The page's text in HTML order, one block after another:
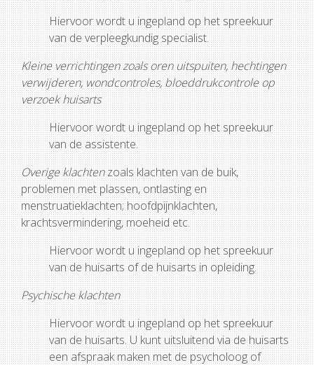
Hiervoor wordt u ingepland op het spreekuur
van de verpleegkundig specialist.
Kleine verrichtingen zoals oren uitspuiten, hechtingen
verwijderen, wondcontroles, bloeddrukcontrole op
verzoek huisarts
Hiervoor wordt u ingepland op het spreekuur
van de assistente.
Overige klachtenzoals klachten van de buik,
problemen met plassen, ontlasting en
menstruatieklachten; hoofdpijnklachten,
krachtsvermindering, moeheid etc.
Hiervoor wordt u ingepland op het spreekuur
van de huisarts of de huisarts in opleiding.
Psychische klachten
Hiervoor wordt u ingepland op het spreekuur
van de huisarts. U kunt uitsluitend via de huisarts
een afspraak maken met de psycholoog of